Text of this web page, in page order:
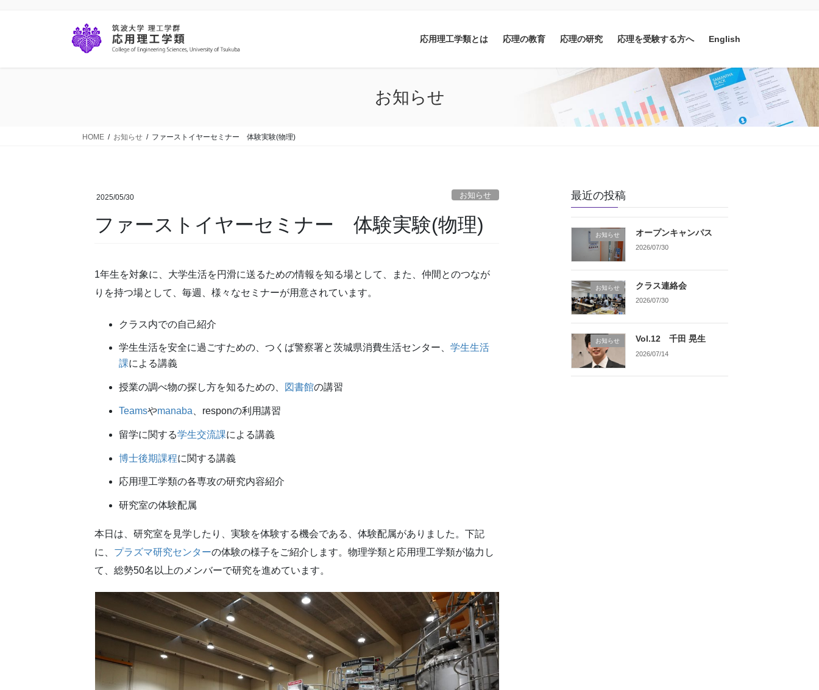
応用理工学類とは 応理の教育 応理の研究 応理を受験する方へ English
お知らせ
HOME お知らせ ファーストイヤーセミナー 体験実験(物理)
2025/05/30 お知らせ
ファーストイヤーセミナー 体験実験(物理)
1年生を対象に、大学生活を円滑に送るための情報を知る場として、また、仲間とのつなが
りを持つ場として、毎週、様々なセミナーが用意されています。
クラス内での自己紹介
学生生活を安全に過ごすための、つくば警察署と茨城県消費生活センター、学生生活
課による講義
授業の調べ物の探し方を知るための、 図書館の講習
Teamsやmanaba 、responの利用講習
留学に関する学生交流課による講義
博士後期課程に関する講義
応用理工学類の各専攻の研究内容紹介
研究室の体験配属
本日は、研究室を見学したり、実験を体験する機会である、体験配属がありました。下記
に、 プラズマ研究センターの体験の様子をご紹介します。物理学類と応用理工学類が協力し
て、総勢50名以上のメンバーで研究を進めています。
最近の投稿
お知らせ オープンキャンパス
2026/07/30
お知らせ クラス連絡会
2026/07/30
お知らせ Vol.12 千田 晃生
2026/07/14